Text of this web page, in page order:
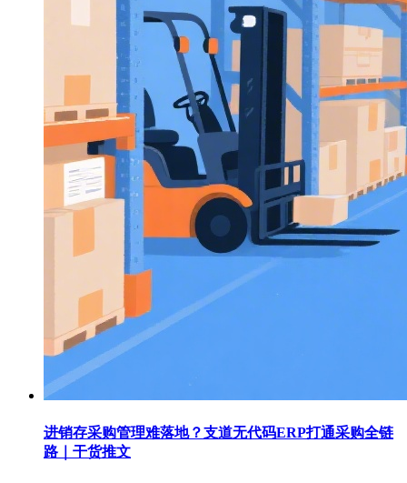
进销存采购管理难落地？支道无代码ERP打通采购全链
路｜干货推文